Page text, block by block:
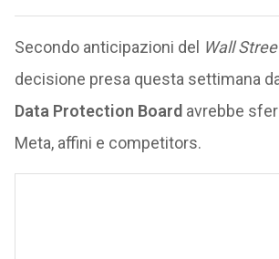
Secondo anticipazioni del Wall
decisione presa questa settimana
Data Protection Board avrebbe
Meta, affini e competitors.